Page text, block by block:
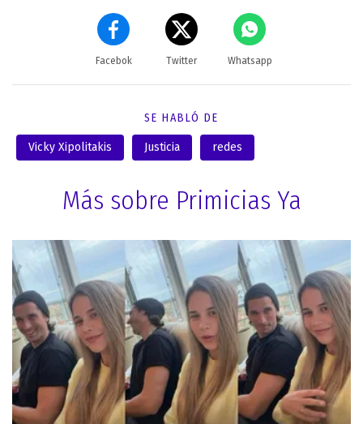
Facebok Twitter Whatsapp
SE HABLÓ DE
Vicky Xipolitakis Justicia redes
Más sobre Primicias Ya